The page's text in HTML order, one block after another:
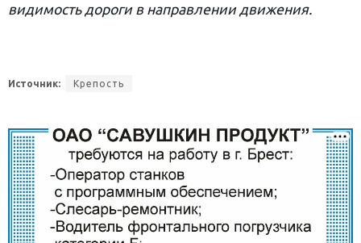
видимость дороги в направлении движения.
Источник: Крепость